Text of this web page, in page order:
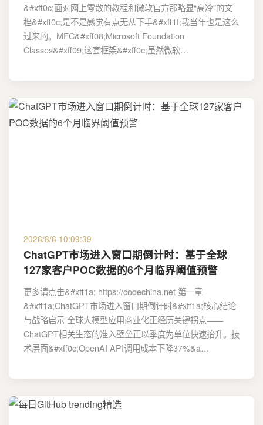
&#xff0c;面对网上零散的教程和微软官方那略显“高冷”的文
档&#xff0c;是不是感觉有点无从下手&#xff1f;我当年也是这么
过来的。MFC&#xff08;Microsoft Foundation
Classes&#xff09;这套框架&#xff0c;虽然微软…
2026/8/6 10:09:39
ChatGPT市场进入窗口期倒计时：基于全球
127家客户POC数据的6个月临界阈值预警
更多请点击&#xff1a; https://codechina.net 第一章
&#xff1a;ChatGPT市场进入窗口期倒计时&#xff1a;核心结论
与战略启示 全球大模型应用商业化正经历关键拐点——
ChatGPT相关生态的准入壁垒正以季度为单位快速抬升。技
术层面&#xff0c;OpenAI API调用成本下降37%&a…